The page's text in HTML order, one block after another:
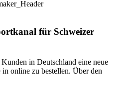
für Schweizer
in Deutschland eine neue
online zu bestellen. Über den